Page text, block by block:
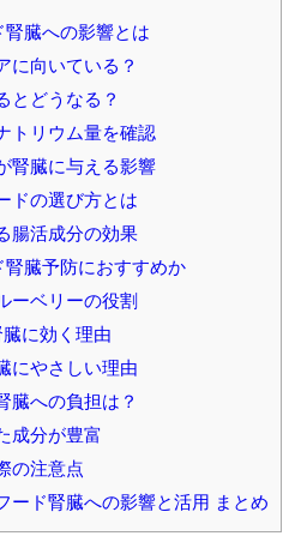
臓への影響とは
に向いている？
とどうなる？
トリウム量を確認
腎臓に与える影響
ドの選び方とは
腸活成分の効果
臓予防におすすめか
ーベリーの役割
に効く理由
にやさしい理由
臓への負担は？
成分が豊富
の注意点
ード腎臓への影響と活用 まとめ